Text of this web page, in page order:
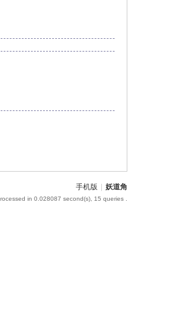
手机版 妖道角
in 0.028087 second(s), 15 queries .